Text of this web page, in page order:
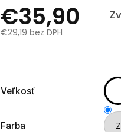
€35,90
€29,19 bez DPH
Veľkosť
Farba